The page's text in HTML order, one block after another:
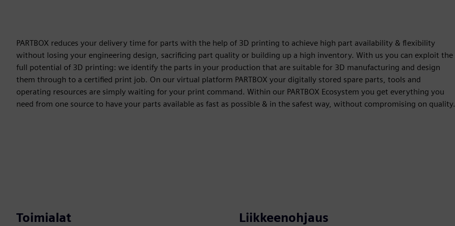
PARTBOX reduces your delivery time for parts with the help of 3D printing to achieve high part availability & flexibility
without losing your engineering design, sacrificing part quality or building up a high inventory. With us you can exploit the
full potential of 3D printing: we identify the parts in your production that are suitable for 3D manufacturing and design
them through to a certified print job. On our virtual platform PARTBOX your digitally stored spare parts, tools and
operating resources are simply waiting for your print command. Within our PARTBOX Ecosystem you get everything you
need from one source to have your parts available as fast as possible & in the safest way, without compromising on quality.
Toimialat Liikkeenohjaus